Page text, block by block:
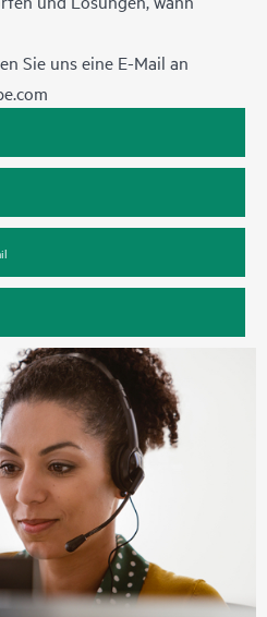
Sie uns eine E-Mail an